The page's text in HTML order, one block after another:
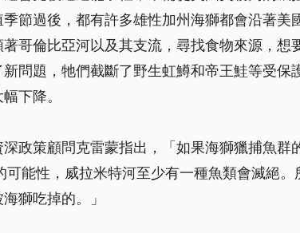
節過後，都有許多雄性加州海獅都會沿著美
哥倫比亞河以及其支流，尋找食物來源，想
問題，牠們截斷了野生虹鱒和帝王鮭等受保
下降。
政策顧問克雷蒙指出，「如果海獅獵捕魚群
能性，威拉米特河至少有一種魚類會滅絕。
獅吃掉的。」